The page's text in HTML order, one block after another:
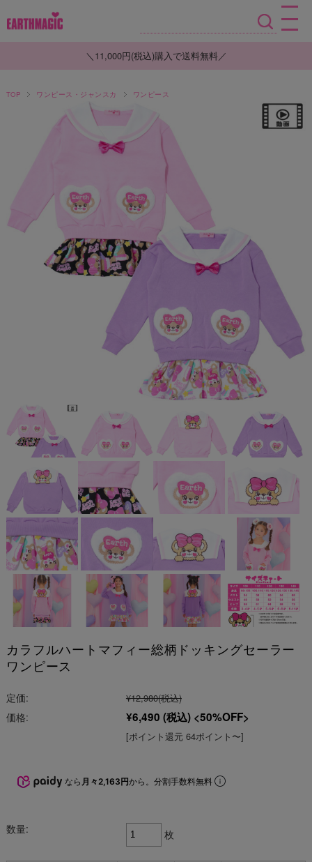
＼11,000円(税込)購入で送料無料／
TOP ワンピース・ジャンスカ ワンピース
カラフルハートマフィー総柄ドッキングセーラー
ワンピース
定価: ¥12,980(税込)
価格: ¥6,490 (税込) 50%OFF
[ポイント還元 64ポイント〜]
なら 月々2,163円から。分割手数料無料
数量: 枚